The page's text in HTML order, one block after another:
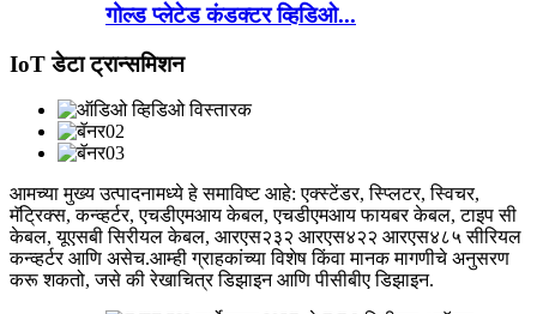
गोल्ड प्लेटेड कंडक्टर व्हिडिओ...
IoT डेटा ट्रान्समिशन
आमच्या मुख्य उत्पादनामध्ये हे समाविष्ट आहे: एक्स्टेंडर, स्प्लिटर, स्विचर,
मॅट्रिक्स, कन्व्हर्टर, एचडीएमआय केबल, एचडीएमआय फायबर केबल, टाइप सी
केबल, यूएसबी सिरीयल केबल, आरएस२३२ आरएस४२२ आरएस४८५ सीरियल
कन्व्हर्टर आणि असेच.आम्ही ग्राहकांच्या विशेष किंवा मानक मागणीचे अनुसरण
करू शकतो, जसे की रेखाचित्र डिझाइन आणि पीसीबीए डिझाइन.